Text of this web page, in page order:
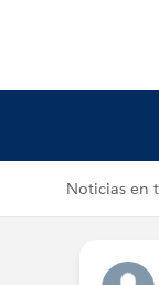
Noticias en